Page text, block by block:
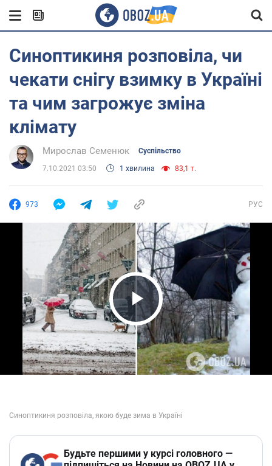
Синоптикиня розповіла, чи
чекати снігу взимку в Україні
та чим загрожує зміна
клімату
Мирослав Семенюк Суспільство
7.10.2021 03:50 1 хвилина 83,1 т.
973 РУС
Play Video
Будьте першими у курсі головного —